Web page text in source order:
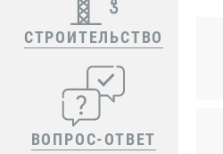
СТРОИТЕЛЬСТВО
ВОПРОС-ОТВЕТ